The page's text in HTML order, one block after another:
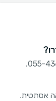
אסתטית.